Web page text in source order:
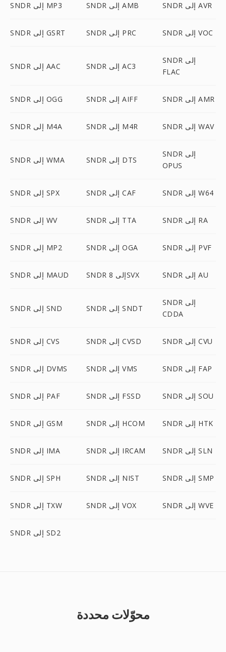
SNDR إلى MP3 SNDR إلى AMB SNDR إلى AVR
SNDR إلى GSRT SNDR إلى PRC SNDR إلى VOC
SNDR إلى AAC SNDR إلى AC3
SNDR إلى
FLAC
SNDR إلى OGG SNDR إلى AIFF SNDR إلى AMR
SNDR إلى M4A SNDR إلى M4R SNDR إلى WAV
SNDR إلى WMA SNDR إلى DTS
SNDR إلى
OPUS
SNDR إلى SPX SNDR إلى CAF SNDR إلى W64
SNDR إلى WV SNDR إلى TTA SNDR إلى RA
SNDR إلى MP2 SNDR إلى OGA SNDR إلى PVF
SNDR إلى MAUD SNDR إلى 8SVX SNDR إلى AU
SNDR إلى SND SNDR إلى SNDT
SNDR إلى
CDDA
SNDR إلى CVS SNDR إلى CVSD SNDR إلى CVU
SNDR إلى DVMS SNDR إلى VMS SNDR إلى FAP
SNDR إلى PAF SNDR إلى FSSD SNDR إلى SOU
SNDR إلى GSM SNDR إلى HCOM SNDR إلى HTK
SNDR إلى IMA SNDR إلى IRCAM SNDR إلى SLN
SNDR إلى SPH SNDR إلى NIST SNDR إلى SMP
SNDR إلى TXW SNDR إلى VOX SNDR إلى WVE
SNDR إلى SD2
محوّلات محددة